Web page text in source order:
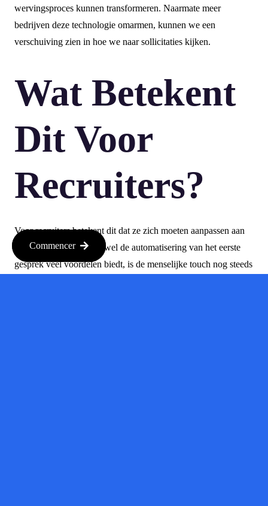
wervingsproces kunnen transformeren. Naarmate meer
bedrijven deze technologie omarmen, kunnen we een
verschuiving zien in hoe we naar sollicitaties kijken.
Wat Betekent
Dit Voor
Recruiters?
Voor recruiters betekent dit dat ze zich moeten aanpassen aan
de nieuwe realiteit. Hoewel de automatisering van het eerste
gesprek veel voordelen biedt, is de menselijke touch nog steeds
Commencer